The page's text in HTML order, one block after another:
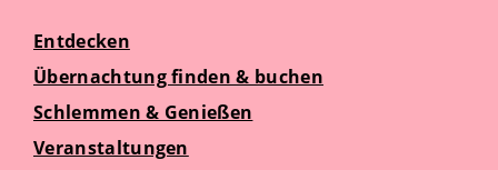
Entdecken
Übernachtung finden & buchen
Schlemmen & Genießen
Veranstaltungen